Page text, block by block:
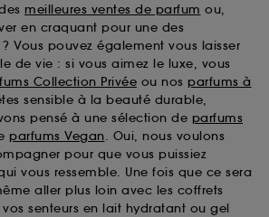
meilleures ventes de parfum ou,
en craquant pour une des
? Vous pouvez également vous laisser
de vie : si vous aimez le luxe, vous
Collection Privée ou nos parfums à
sensible à la beauté durable,
pensé à une sélection de parfums
parfums Vegan. Oui, nous voulons
pour que vous puissiez
vous ressemble. Une fois que ce sera
aller plus loin avec les coffrets
senteurs en lait hydratant ou gel